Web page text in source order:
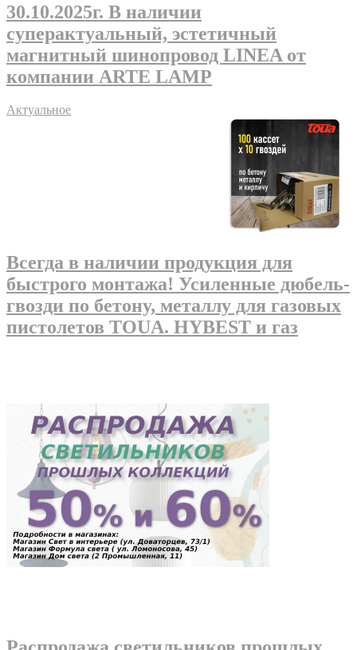
30.10.2025г. В наличии
суперактуальный, эстетичный
магнитный шинопровод LINEA от
компании ARTE LAMP
Актуальное
Всегда в наличии продукция для
быстрого монтажа! Усиленные дюбель-
гвозди по бетону, металлу для газовых
пистолетов TOUA. HYBEST и газ